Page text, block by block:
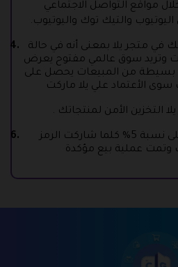
مواقع التواصل الاجتماعي
والتيك توك واليوتيوب.
في متجر يلا بمعنى أنه في حالة
وتريد سوق عالمي مفتوح يعرض
بسيطة من المبيعات يحصل على
يمكنك الحصول على نسبة 5% كلما شاركت الرمز